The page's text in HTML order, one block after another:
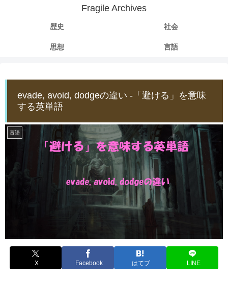
Fragile Archives
歴史 社会
思想 言語
evade, avoid, dodgeの違い -「避ける」を意味
する英単語
言語
X Facebook はてブ LINE